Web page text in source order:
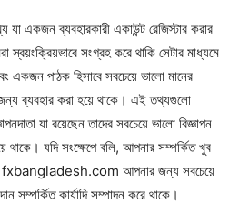
যা একজন ব্যবহারকারী একাউন্ট রেজিস্টার করার
সংগ্রহ করে থাকি সেটার মাধ্যমে
একজন পাঠক হিসাবে সবচেয়ে ভালো মানের
ব্যবহার করা হয়ে থাকে। এই তথ্যগুলো
যা রয়েছেন তাদের সবচেয়ে ভালো বিজ্ঞাপন
থাকে। যদি সংক্ষেপে বলি, আপনার সম্পর্কিত খুব
fxbangladesh.com আপনার জন্য সবচেয়ে
সম্পর্কিত কার্যাদি সম্পাদন করে থাকে।